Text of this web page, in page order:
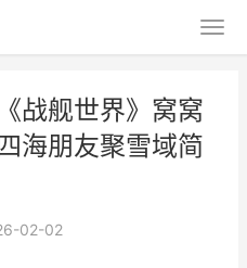
战舰世界》窝窝
海朋友聚雪域简
02-02